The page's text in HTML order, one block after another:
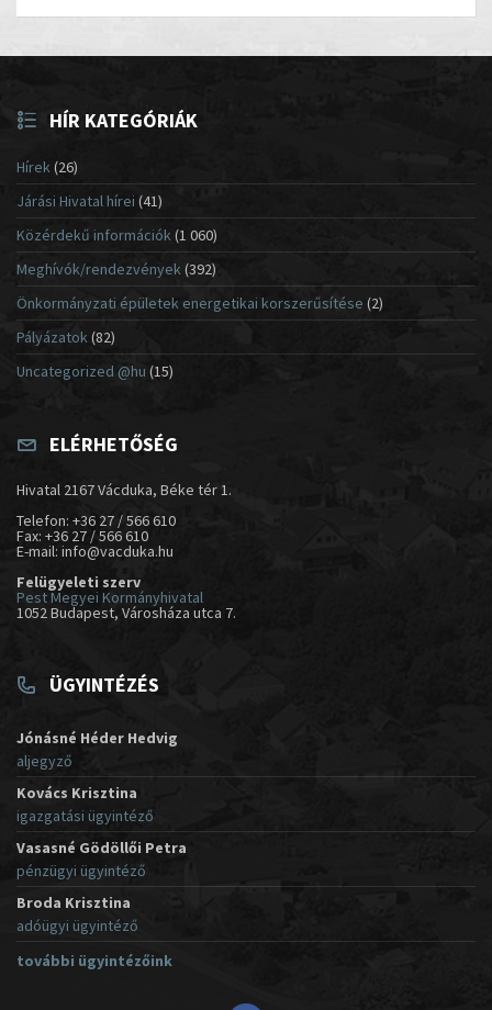
HÍR KATEGÓRIÁK
Hírek(26)
Járási Hivatal hírei (41)
Közérdekű információk(1 060)
Meghívók/rendezvények (392)
Önkormányzati épületek energetikai korszerűsítése (2)
Pályázatok (82)
Uncategorized @hu (15)
ELÉRHETŐSÉG
Hivatal 2167 Vácduka, Béke tér 1.
Telefon: +36 27 / 566 610
Fax: +36 27 / 566 610
E-mail: info@vacduka.hu
Felügyeleti szerv
Pest Megyei Kormányhivatal
1052 Budapest, Városháza utca 7.
ÜGYINTÉZÉS
Jónásné Héder Hedvig
aljegyző
Kovács Krisztina
igazgatási ügyintéző
Vasasné Gödöllői Petra
pénzügyi ügyintéző
Broda Krisztina
adóügyi ügyintéző
további ügyintézőink